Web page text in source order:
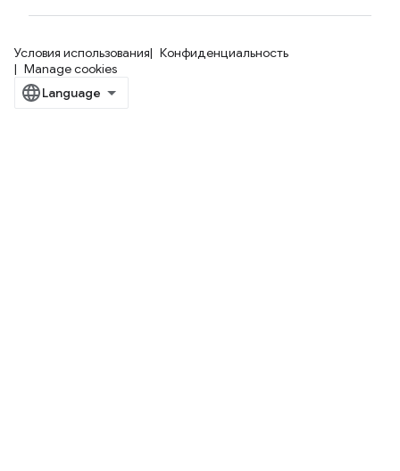
Условия использования
Конфиденциальность
Manage cookies